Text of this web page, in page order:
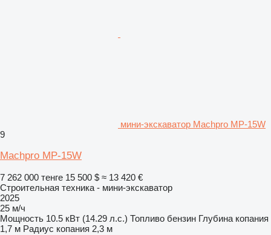
мини-экскаватор Machpro MP-15W
9
Machpro MP-15W
7 262 000 тенге 15 500 $ ≈ 13 420 €
Строительная техника - мини-экскаватор
2025
25 м/ч
Мощность 10.5 кВт (14.29 л.с.) Топливо бензин Глубина копания
1,7 м Радиус копания 2,3 м